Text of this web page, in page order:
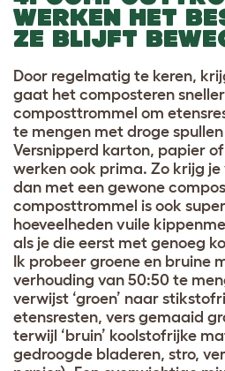
WERKEN HET
ZE BLIJFT
Door regelmatig te keren,
gaat het composteren
composttrommel om
te mengen met droge
Versnipperd karton, papier
werken ook prima. Zo krijg
dan met een gewone
composttrommel is ook
hoeveelheden vuile
als je die eerst met genoeg
Ik probeer groene en bruine
verhouding van 50:50 te
verwijst ‘groen’ naar
etensresten, vers gemaaid
terwijl ‘bruin’ koolstofrijke
gedroogde bladeren, stro,